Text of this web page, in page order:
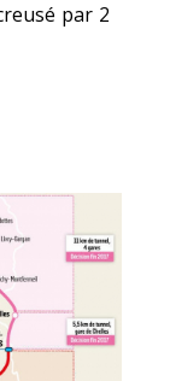
par 2